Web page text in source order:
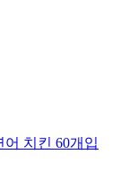
치킨 60개입